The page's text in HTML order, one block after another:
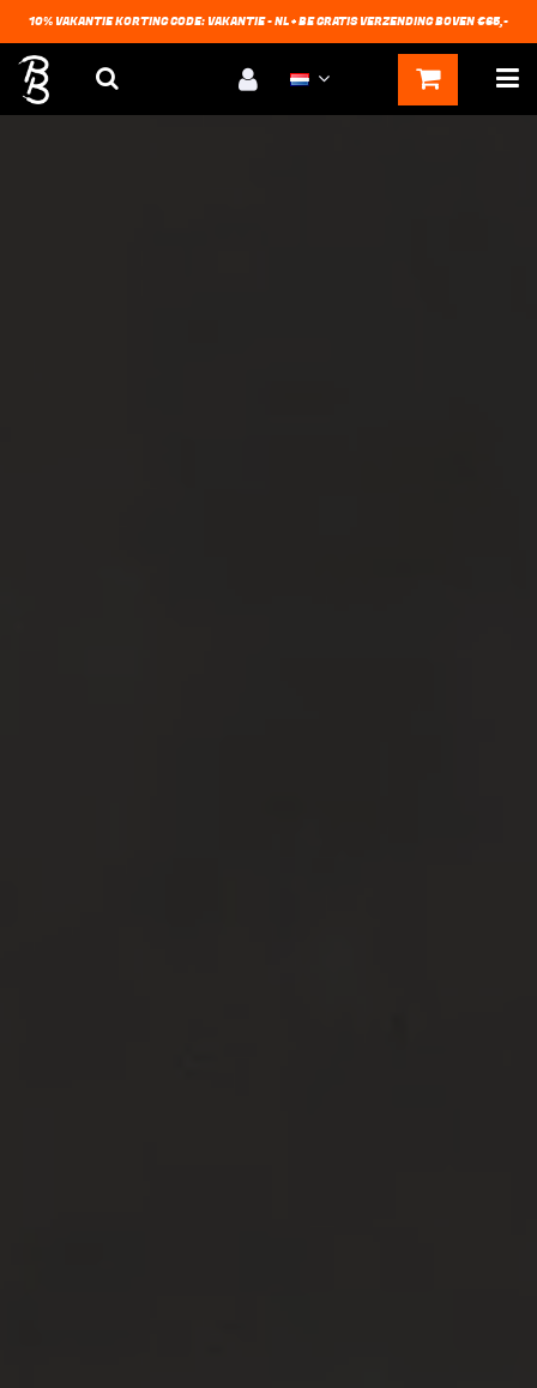
10% VAKANTIE KORTING CODE: VAKANTIE - NL + BE GRATIS VERZENDING BOVEN €65,-